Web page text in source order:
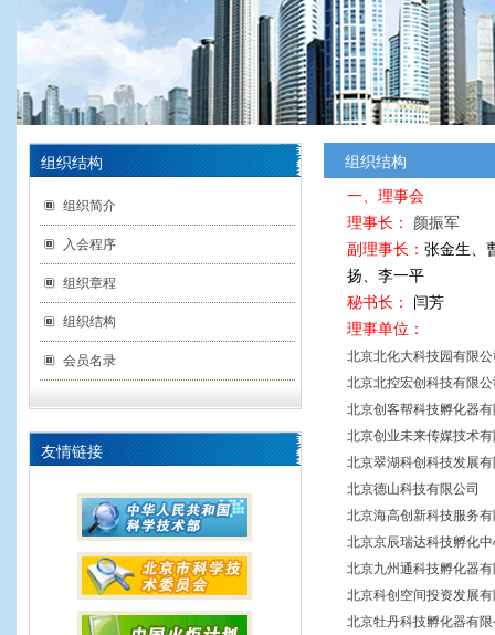
组织结构
组织简介
入会程序
组织章程
组织结构
会员名录
友情链接
组织结构
一、 理事会
理事长：
颜振军
副理事长： 张金生、
扬、李一平
秘书长：
闫芳
理事单位：
北京北化大科技园有限
北京北控宏创科技有限
北京创客帮科技孵化器
北京创业未来传媒技术
北京翠湖科创科技发展
北京德山科技有限公司
北京海高创新科技服务
北京京辰瑞达科技孵化
北京九州通科技孵化器
北京科创空间投资发展
北京牡丹科技孵化器有